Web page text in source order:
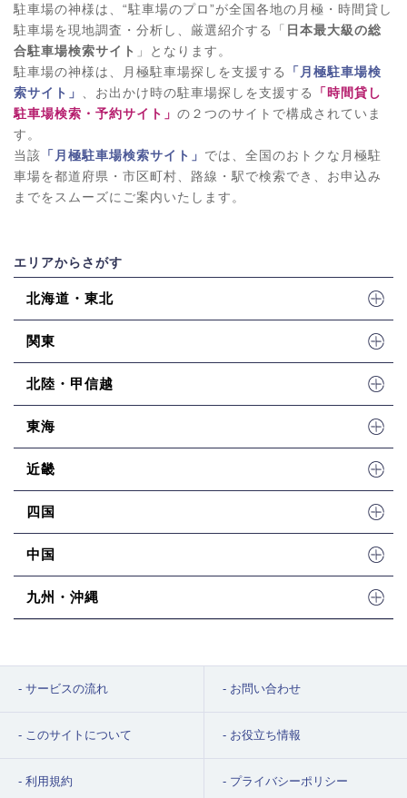
駐車場の神様は、“駐車場のプロ”が全国各地の月極・時間貸し
駐車場を現地調査・分析し、厳選紹介する「 日本最大級の総
合駐車場検索サイト 」となります。
駐車場の神様は、月極駐車場探しを支援する
「月極駐車場検
索サイト」
、お出かけ時の駐車場探しを支援する
「時間貸し
駐車場検索・予約サイト」 の２つのサイトで構成されていま
す。
当該 「月極駐車場検索サイト」 では、全国のおトクな月極駐
車場を都道府県・市区町村、路線・駅で検索でき、お申込み
までをスムーズにご案内いたします。
エリアからさがす
北海道・東北
関東
北陸・甲信越
東海
近畿
四国
中国
九州・沖縄
サービスの流れ お問い合わせ
このサイトについて お役立ち情報
利用規約 プライバシーポリシー